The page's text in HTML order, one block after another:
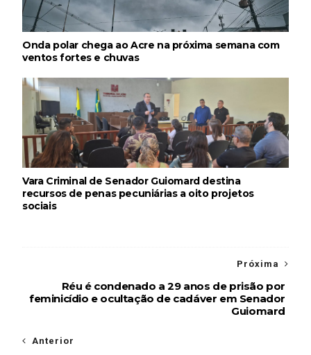
Onda polar chega ao Acre na próxima semana com
ventos fortes e chuvas
Vara Criminal de Senador Guiomard destina
recursos de penas pecuniárias a oito projetos
sociais
Próxima
Réu é condenado a 29 anos de prisão por
feminicídio e ocultação de cadáver em Senador
Guiomard
Anterior